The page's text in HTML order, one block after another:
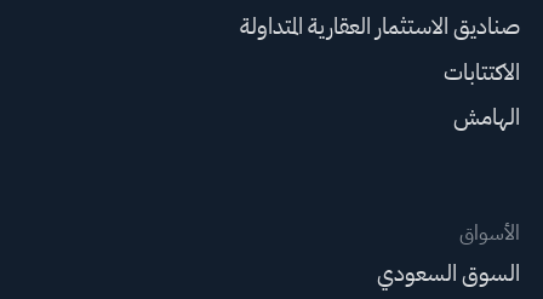
صناديق الاستثمار العقارية المتداولة
الاكتتابات
الهامش
الأسواق
السوق السعودي